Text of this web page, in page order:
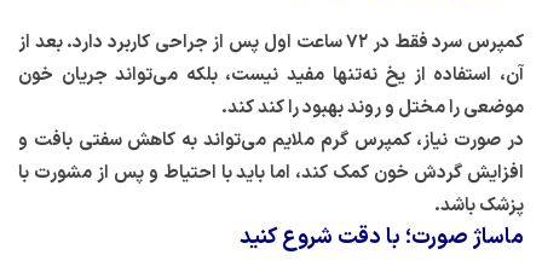
کمپرس سرد فقط در ۷۲ ساعت اول پس از جراحی کاربرد دارد. بعد از
آن، استفاده از یخ نه‌تنها مفید نیست، بلکه می‌تواند جریان خون
موضعی را مختل و روند بهبود را کند کند.
در صورت نیاز، کمپرس گرم ملایم می‌تواند به کاهش سفتی بافت و
افزایش گردش خون کمک کند، اما باید با احتیاط و پس از مشورت با
پزشک باشد.
ماساژ صورت؛ با دقت شروع کنید